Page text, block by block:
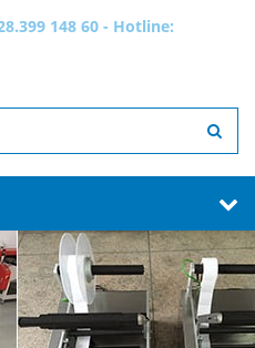
148 60 - Hotline: